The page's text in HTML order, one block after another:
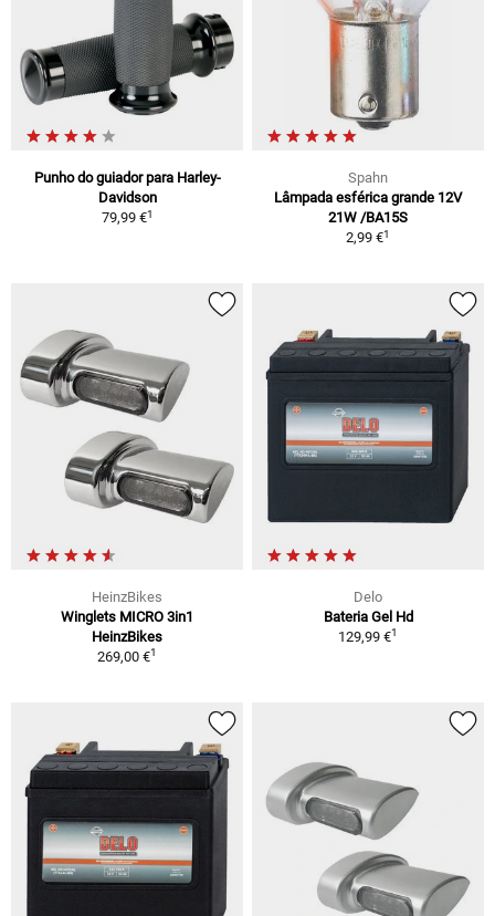
Punho do guiador para Harley-
Davidson
79,99 €1
Spahn
Lâmpada esférica grande 12V
21W /BA15S
2,99 €1
HeinzBikes
Winglets MICRO 3in1
HeinzBikes
269,00 €1
Delo
Bateria Gel Hd
129,99 €1